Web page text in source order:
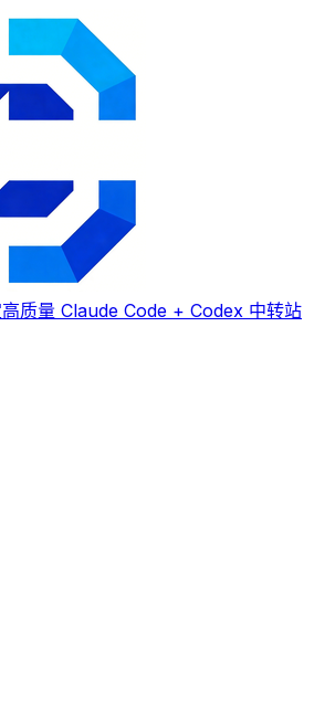
质量 Claude Code + Codex 中转站